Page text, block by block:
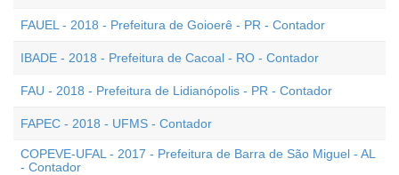
FAUEL - 2018 - Prefeitura de Goioerê - PR - Contador
IBADE - 2018 - Prefeitura de Cacoal - RO - Contador
FAU - 2018 - Prefeitura de Lidianópolis - PR - Contador
FAPEC - 2018 - UFMS - Contador
COPEVE-UFAL - 2017 - Prefeitura de Barra de São Miguel - AL
- Contador